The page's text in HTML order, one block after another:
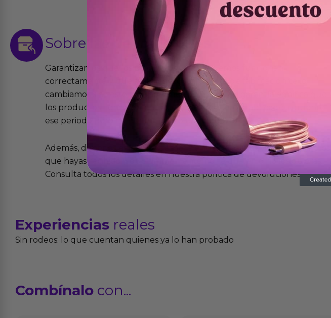
Sobre las devoluciones
Garantizamos que los productos que vendemos funcionan
correctamente y que si tienen algún defecto de fabricación te lo
cambiamos sin costo alguno. La ley de 2 años de garantía significa que
los productos tienen garantía contra defectos de fabricación durante
ese periodo pero no por mal uso o uso indebido.
Además, dispones de 15 días desde la entrega para devolver productos
que hayas recibido y que simplemente no te gusten o no los quieras.
Consulta todos los detalles en nuestra política de devoluciones.
Experiencias reales
Sin rodeos: lo que cuentan quienes ya lo han probado
Combínalo con...